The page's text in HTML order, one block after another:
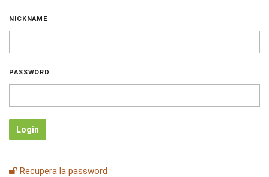
NICKNAME
PASSWORD
Login
Recupera la password